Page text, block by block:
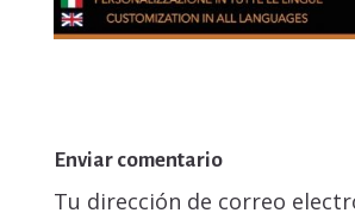
Enviar comentario
Tu dirección de correo